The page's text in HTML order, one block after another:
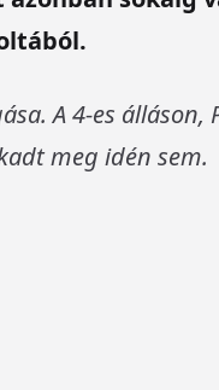
A 4-es álláson,
meg idén sem.